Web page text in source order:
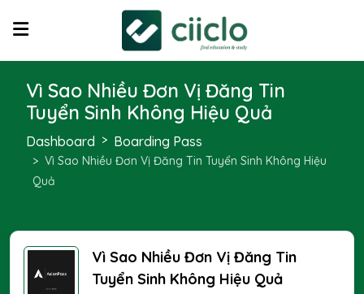
Vì Sao Nhiều Đơn Vị Đăng Tin
Tuyển Sinh Không Hiệu Quả
Dashboard Boarding Pass
Vì Sao Nhiều Đơn Vị Đăng Tin Tuyển Sinh Không Hiệu
Quả
Vì Sao Nhiều Đơn Vị Đăng Tin
Tuyển Sinh Không Hiệu Quả